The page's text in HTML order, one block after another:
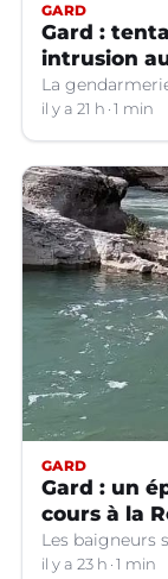
GARD
Gard :
intrusion
La
il y a 21 h 1 min
GARD
Gard : un
cours à la
Les baigneurs
il y a 23 h 1 min